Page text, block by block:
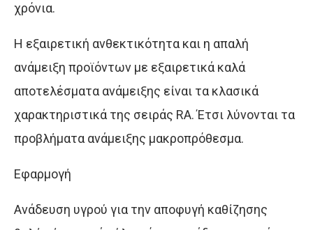
χρόνια.
Η εξαιρετική ανθεκτικότητα και η απαλή
ανάμειξη προϊόντων με εξαιρετικά καλά
αποτελέσματα ανάμειξης είναι τα κλασικά
χαρακτηριστικά της σειράς RA. Έτσι λύνονται τα
προβλήματα ανάμειξης μακροπρόθεσμα.
Εφαρμογή
Ανάδευση υγρού για την αποφυγή καθίζησης